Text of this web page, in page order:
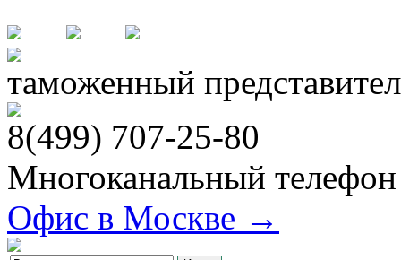
таможенный
8(499) 707-25-80
Многоканальный
Офис в Москве →